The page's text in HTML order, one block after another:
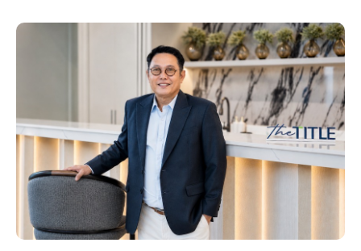
ประธานเฟดมินนิอาโปลิสหนุนขึ้นดอกเบี้ยสกัดเงินเฟ้อ
21:40 น.